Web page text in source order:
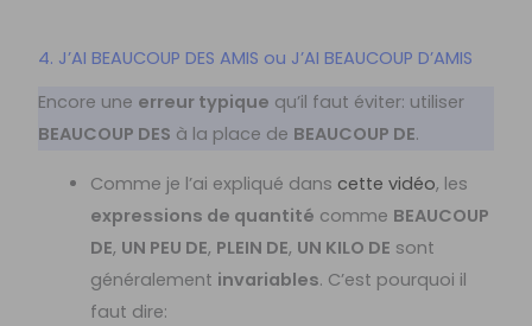
4. J’AI BEAUCOUP DES AMIS ou J’AI BEAUCOUP D’AMIS
Encore une erreur typique qu’il faut éviter: utiliser
BEAUCOUP DES à la place de BEAUCOUP DE.
Comme je l’ai expliqué dans cette vidéo, les
expressions de quantité comme BEAUCOUP
DE, UN PEU DE, PLEIN DE, UN KILO DE sont
généralement invariables. C’est pourquoi il
faut dire: